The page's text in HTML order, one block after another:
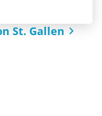
St. Gallen